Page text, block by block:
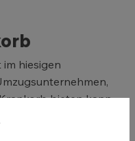
im hiesigen
bieten kann.
dann mit